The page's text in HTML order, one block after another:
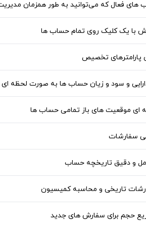
های فعال که می‌توانید به‌ طور همزمان
با یک کلیک روی تمام حساب‌ ها
پارامترهای تخصیص
و سود و زیان حساب‌ ها به‌ صورت لحظه‌ ای
ای موقعیت‌ های باز تمامی حساب‌ ها
سفارشات
و دقیق تاریخچه حساب
تاریخی و محاسبه کمیسیون